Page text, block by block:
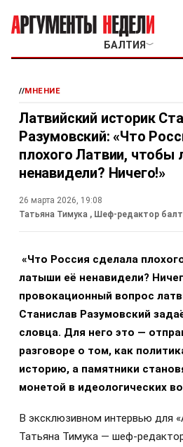
БАЛТИЯ ﹀
//МНЕНИЕ
Латвийский историк
Разумовский: «Что
плохого Латвии, чтобы
ненавидели? Ничего!»
26 марта 2026, 19:08
Татьяна Тимука , Шеф-редактор
«Что Россия сделала
латыши её ненавидели?
провокационный вопрос
Станислав Разумовский
словца. Для него это —
разговоре о том, как
историю, а памятники
монетой в идеологических
В эксклюзивном интервью для
Татьяна Тимука — шеф-